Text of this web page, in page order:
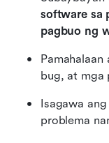
software sa
pagbuo ng
bug, at mga
Isagawa
problema